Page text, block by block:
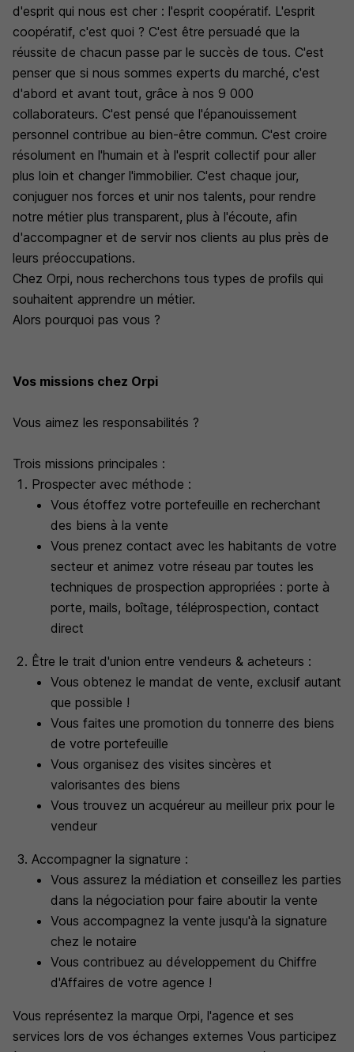
d'esprit qui nous est cher : l'esprit coopératif. L'esprit
coopératif, c'est quoi ? C'est être persuadé que la
réussite de chacun passe par le succès de tous. C'est
penser que si nous sommes experts du marché, c'est
d'abord et avant tout, grâce à nos 9 000
collaborateurs. C'est pensé que l'épanouissement
personnel contribue au bien-être commun. C'est croire
résolument en l'humain et à l'esprit collectif pour aller
plus loin et changer l'immobilier. C'est chaque jour,
conjuguer nos forces et unir nos talents, pour rendre
notre métier plus transparent, plus à l'écoute, afin
d'accompagner et de servir nos clients au plus près de
leurs préoccupations.
Chez Orpi, nous recherchons tous types de profils qui
souhaitent apprendre un métier.
Alors pourquoi pas vous ?
Vos missions chez Orpi
Vous aimez les responsabilités ?
Trois missions principales :
Prospecter avec méthode :
Vous étoffez votre portefeuille en recherchant
des biens à la vente
Vous prenez contact avec les habitants de votre
secteur et animez votre réseau par toutes les
techniques de prospection appropriées : porte à
porte, mails, boîtage, téléprospection, contact
direct
Être le trait d'union entre vendeurs & acheteurs :
Vous obtenez le mandat de vente, exclusif autant
que possible !
Vous faites une promotion du tonnerre des biens
de votre portefeuille
Vous organisez des visites sincères et
valorisantes des biens
Vous trouvez un acquéreur au meilleur prix pour le
vendeur
Accompagner la signature :
Vous assurez la médiation et conseillez les parties
dans la négociation pour faire aboutir la vente
Vous accompagnez la vente jusqu'à la signature
chez le notaire
Vous contribuez au développement du Chiffre
d'Affaires de votre agence !
Vous représentez la marque Orpi, l'agence et ses
services lors de vos échanges externes Vous participez